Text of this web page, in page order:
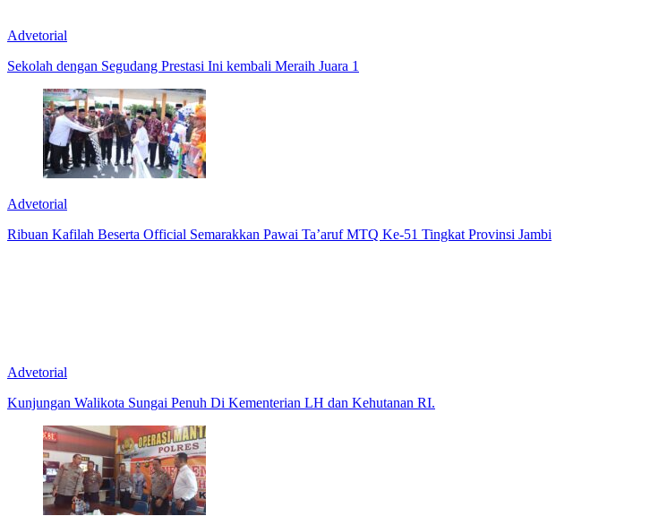
Advetorial
Sekolah dengan Segudang Prestasi Ini kembali Meraih Juara 1
Advetorial
Ribuan Kafilah Beserta Official Semarakkan Pawai Ta’aruf MTQ Ke-51 Tingkat Provinsi Jambi
Advetorial
Kunjungan Walikota Sungai Penuh Di Kementerian LH dan Kehutanan RI.